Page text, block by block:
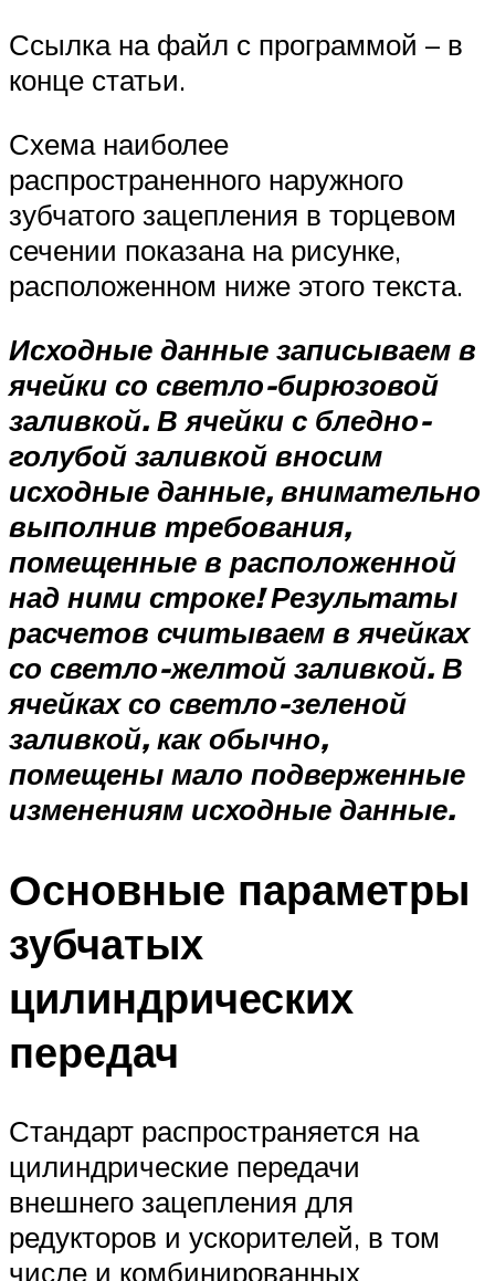
Ссылка на файл с программой – в
конце статьи.
Схема наиболее
распространенного наружного
зубчатого зацепления в торцевом
сечении показана на рисунке,
расположенном ниже этого текста.
Исходные данные записываем в
ячейки со светло-бирюзовой
заливкой. В ячейки с бледно-
голубой заливкой вносим
исходные данные, внимательно
выполнив требования,
помещенные в расположенной
над ними строке! Результаты
расчетов считываем в ячейках
со светло-желтой заливкой. В
ячейках со светло-зеленой
заливкой, как обычно,
помещены мало подверженные
изменениям исходные данные.
Основные параметры
зубчатых
цилиндрических
передач
Стандарт распространяется на
цилиндрические передачи
внешнего зацепления для
редукторов и ускорителей, в том
числе и комбинированных